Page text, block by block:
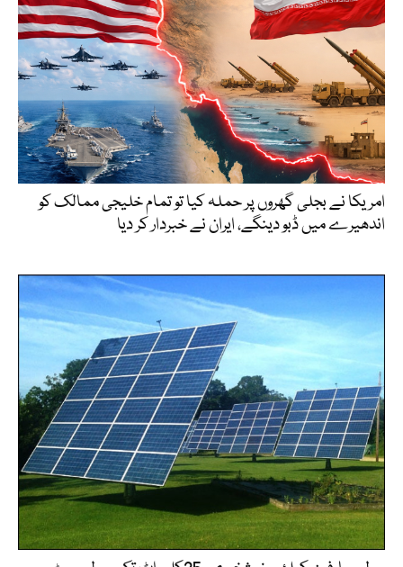
امریکا نے بجلی گھروں پر حملہ کیا تو تمام خلیجی ممالک کو
اندھیرے میں ڈبو دینگے، ایران نے خبردار کر دیا